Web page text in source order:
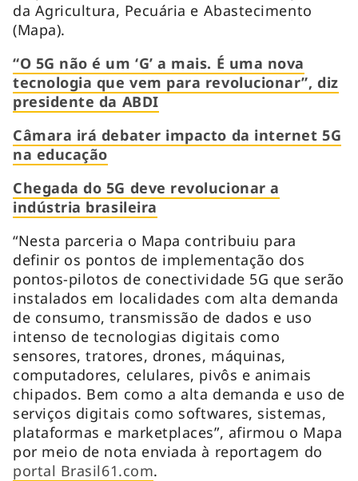
da Agricultura, Pecuária e Abastecimento
(Mapa).
“O 5G não é um ‘G’ a mais. É uma nova
tecnologia que vem para revolucionar”, diz
presidente da ABDI
Câmara irá debater impacto da internet 5G
na educação
Chegada do 5G deve revolucionar a
indústria brasileira
“Nesta parceria o Mapa contribuiu para
definir os pontos de implementação dos
pontos-pilotos de conectividade 5G que serão
instalados em localidades com alta demanda
de consumo, transmissão de dados e uso
intenso de tecnologias digitais como
sensores, tratores, drones, máquinas,
computadores, celulares, pivôs e animais
chipados. Bem como a alta demanda e uso de
serviços digitais como softwares, sistemas,
plataformas e marketplaces”, afirmou o Mapa
por meio de nota enviada à reportagem do
portal Brasil61.com.